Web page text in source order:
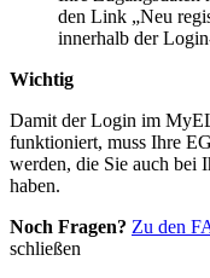
den Link „Neu
innerhalb der
Wichtig
Damit der Login im
funktioniert, muss Ihre
werden, die Sie auch bei
haben.
Noch Fragen? Zu den
schließen